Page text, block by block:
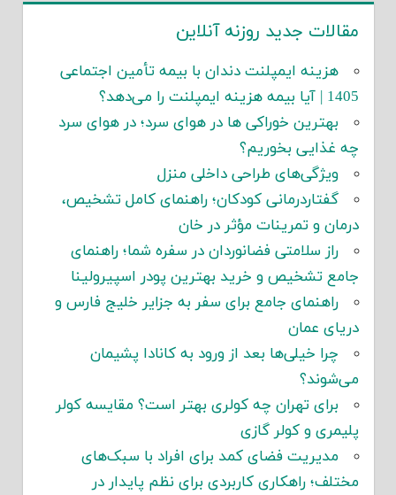
مقالات جدید روزنه آنلاین
هزینه ایمپلنت دندان با بیمه تأمین اجتماعی
1405 | آیا بیمه هزینه ایمپلنت را می‌دهد؟
بهترین خوراکی ها در هوای سرد؛ در هوای سرد
چه غذایی بخوریم؟
ویژگی‌های طراحی داخلی منزل
گفتاردرمانی کودکان؛ راهنمای کامل تشخیص،
درمان و تمرینات مؤثر در خان
راز سلامتی فضانوردان در سفره شما؛ راهنمای
جامع تشخیص و خرید بهترین پودر اسپیرولینا
راهنمای جامع برای سفر به جزایر خلیج فارس و
دریای عمان
چرا خیلی‌ها بعد از ورود به کانادا پشیمان
می‌شوند؟
برای تهران چه کولری بهتر است؟ مقایسه کولر
پلیمری و کولر گازی
مدیریت فضای کمد برای افراد با سبک‌های
مختلف؛ راهکاری کاربردی برای نظم پایدار در